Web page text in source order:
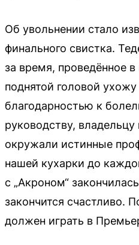
Об увольнении стало
финального свистка.
за время, проведённое
поднятой головой
благодарностью к
руководству,
окружали истинные
нашей кухарки до
с „Акроном“
закончится счастливо.
должен играть в